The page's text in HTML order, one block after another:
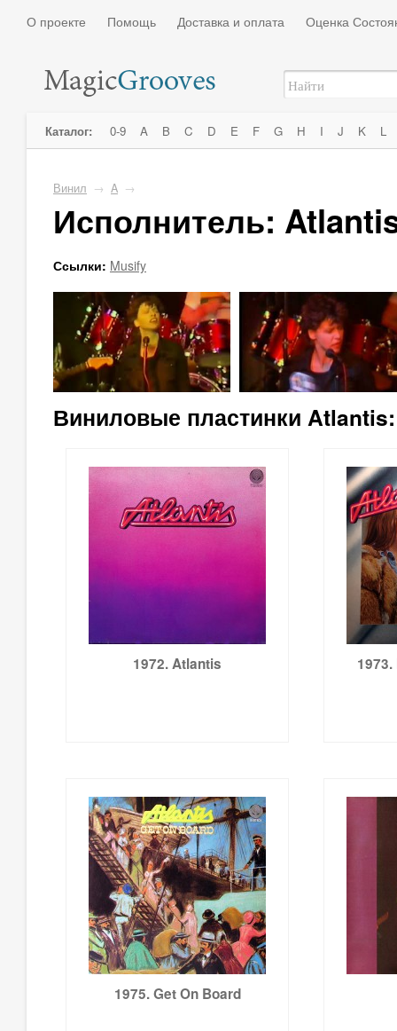
О проекте Помощь Доставка и оплата Оценка
Каталог: 0-9 A B C D E F G H I J K L
Винил → A →
Исполнитель:
Ссылки: Musify
Виниловые пластинки Atlantis:
1972. Atlantis
1975. Get On Board